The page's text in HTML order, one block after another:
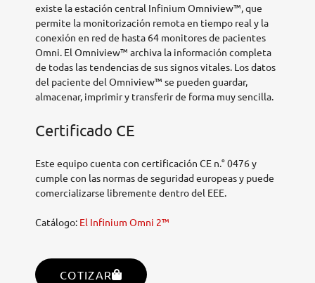
existe la estación central Infinium Omniview™, que
permite la monitorización remota en tiempo real y la
conexión en red de hasta 64 monitores de pacientes
Omni. El Omniview™ archiva la información completa
de todas las tendencias de sus signos vitales. Los datos
del paciente del Omniview™ se pueden guardar,
almacenar, imprimir y transferir de forma muy sencilla.
Certificado CE
Este equipo cuenta con certificación CE n.° 0476 y
cumple con las normas de seguridad europeas y puede
comercializarse libremente dentro del EEE.
Catálogo: El Infinium Omni 2™
COTIZAR